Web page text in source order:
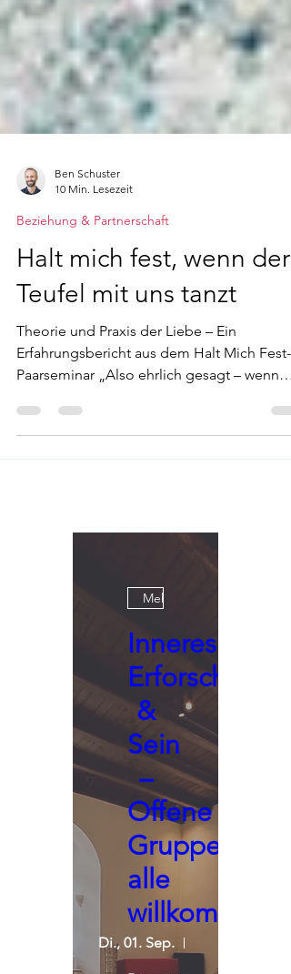
10 Min. Lesezeit
Beziehung & Partnerschaft
Halt mich fest, wenn der
Teufel mit uns tanzt
Theorie und Praxis der Liebe – Ein
Erfahrungsbericht aus dem Halt Mich Fest-
Paarseminar „Also ehrlich gesagt – wenn
meine Frau mich nicht gezwungen hätte,
zu sein, würde ich sowas wie das hier nie
ich habe was Blödes gemacht. Ich liebe sie
und habe mich entschuldigt. Aber ich
möchte, dass sie das jetzt end
Inneres
Erforschen
&
Sein
–
Offene
Gruppe,
alle
willkommen